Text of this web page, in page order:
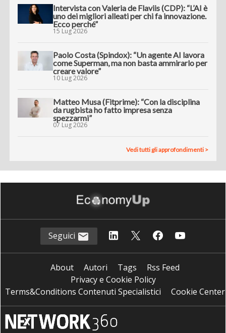
Intervista con Valeria de Flaviis (CDP): “L’AI è
uno dei migliori alleati per chi fa innovazione.
Ecco perché”
15 Lug 2026
Paolo Costa (Spindox): “Un agente AI lavora
come Superman, ma non basta ammirarlo per
creare valore”
10 Lug 2026
Matteo Musa (Fitprime): “Con la disciplina
da rugbista ho fatto impresa senza
spezzarmi”
07 Lug 2026
Vedi tutti gli approfondimenti >
Seguici
About Autori Tags
Rss Feed
Privacy e Cookie Policy
Terms&Conditions Contenuti Specialistici
Cookie Center